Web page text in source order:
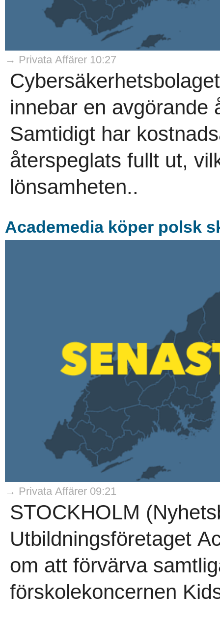
→ Privata Affärer 10:27
innebar en avgörande
Samtidigt har
återspeglats fullt ut,
lönsamheten..
Academedia köper polsk
→ Privata Affärer 09:21
STOCKHOLM
Utbildningsföretaget
om att förvärva
förskolekoncernen